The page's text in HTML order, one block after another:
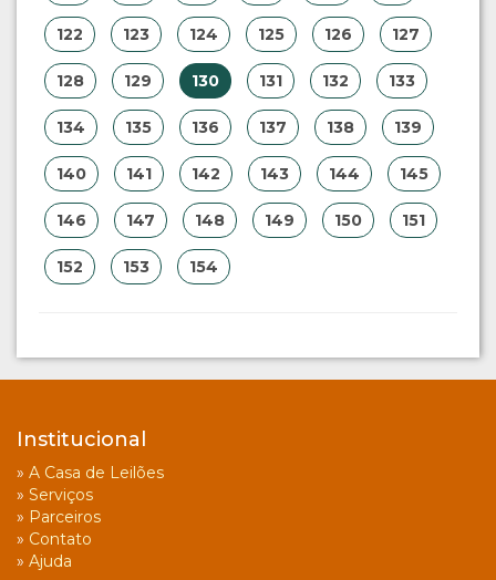
122 123 124 125 126 127
128 129 130 131 132 133
134 135 136 137 138 139
140 141 142 143 144 145
146 147 148 149 150 151
152 153 154
Institucional
» A Casa de Leilões
» Serviços
» Parceiros
» Contato
» Ajuda